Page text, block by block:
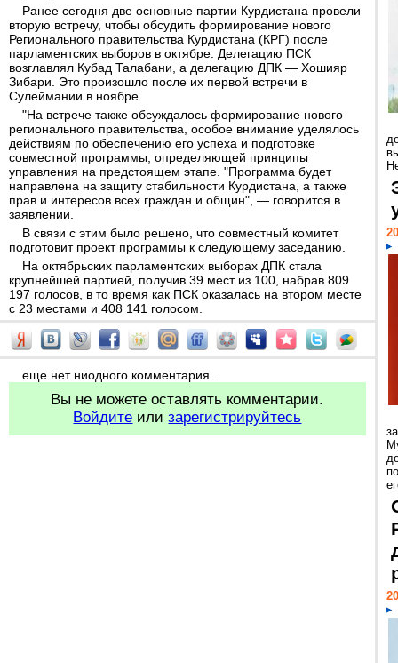
Ранее сегодня две основные партии Курдистана провели
вторую встречу, чтобы обсудить формирование нового
Регионального правительства Курдистана (КРГ) после
парламентских выборов в октябре. Делегацию ПСК
возглавлял Кубад Талабани, а делегацию ДПК — Хошияр
Зибари. Это произошло после их первой встречи в
Сулеймании в ноябре.
"На встрече также обсуждалось формирование нового
регионального правительства, особое внимание уделялось
действиям по обеспечению его успеха и подготовке
совместной программы, определяющей принципы
управления на предстоящем этапе. "Программа будет
направлена ​​на защиту стабильности Курдистана, а также
прав и интересов всех граждан и общин", — говорится в
заявлении.
В связи с этим было решено, что совместный комитет
подготовит проект программы к следующему заседанию.
На октябрьских парламентских выборах ДПК стала
крупнейшей партией, получив 39 мест из 100, набрав 809
197 голосов, в то время как ПСК оказалась на втором месте
с 23 местами и 408 141 голосом.
еще нет ниодного комментария...
Вы не можете оставлять комментарии.
Войдите илизарегистрируйтесь